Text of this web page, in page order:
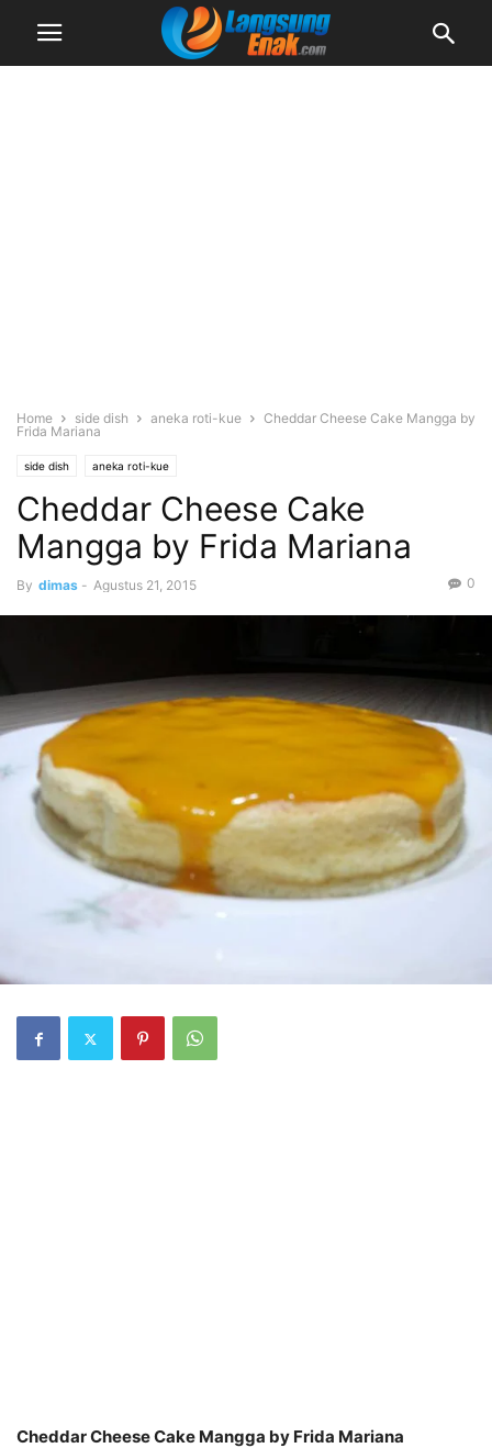
Home side dish aneka roti-kue
Cheddar Cheese Cake Mangga by
Frida Mariana
side dish aneka roti-kue
Cheddar Cheese Cake
Mangga by Frida Mariana
By dimas - Agustus 21, 2015 0
Cheddar Cheese Cake Mangga by Frida Mariana